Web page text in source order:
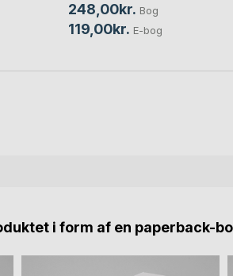
248,00kr. Bog
119,00kr. E-bog
i form af en paperback-